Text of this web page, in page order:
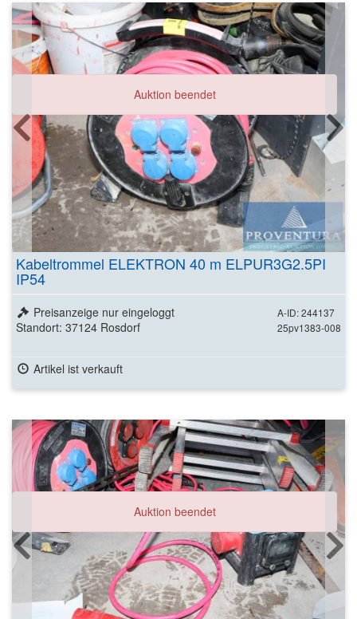
Auktion beendet
Kabeltrommel ELEKTRON 40 m ELPUR3G2.5PI
IP54
A-ID: 244137
25pv1383-008
Preisanzeige nur eingeloggt
Standort: 37124 Rosdorf
Artikel ist verkauft
Auktion beendet